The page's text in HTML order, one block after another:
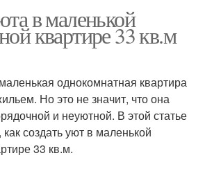
в маленькой
квартире 33 кв.м
однокомнатная квартира
Но это не значит, что она
и неуютной. В этой статье
создать уют в маленькой
33 кв.м.